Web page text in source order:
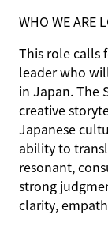
WHO WE ARE
This role calls
leader who
in Japan. The
creative
Japanese
ability to
resonant,
strong
clarity,